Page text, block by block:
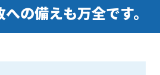
の備えも万全です。